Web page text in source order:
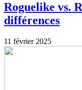
Roguelike vs.
différences
11 février 2025